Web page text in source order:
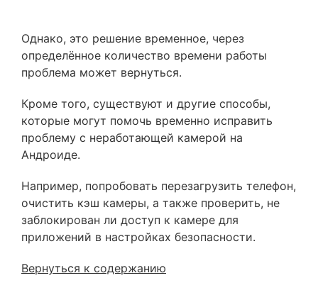
Однако, это решение временное, через
определённое количество времени работы
проблема может вернуться.
Кроме того, существуют и другие способы,
которые могут помочь временно исправить
проблему с неработающей камерой на
Андроиде.
Например, попробовать перезагрузить телефон,
очистить кэш камеры, а также проверить, не
заблокирован ли доступ к камере для
приложений в настройках безопасности.
Вернуться к содержанию